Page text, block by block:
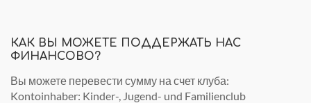
КАК ВЫ МОЖЕТЕ ПОДДЕРЖАТЬ НАС
ФИНАНСОВО?
Вы можете перевести сумму на счет клуба:
Kontoinhaber: Kinder-, Jugend- und Familienclub